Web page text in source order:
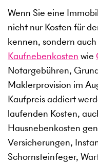
Wenn Sie eine
nicht nur Kosten für
kennen, sondern
Kaufnebenkosten wie
Notargebühren,
Maklerprovision im
Kaufpreis addiert
laufenden Kosten,
Hausnebenkosten
Versicherungen,
Schornsteinfeger,